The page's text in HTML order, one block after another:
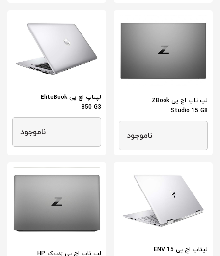
لپ تاپ اچ پی ZBook
Studio 15 G8
ناموجود
لپتاپ اچ پی EliteBook
850 G3
ناموجود
لپتاپ اچ پی ENV 15 لپ تاپ اچ پی زدبوک HP